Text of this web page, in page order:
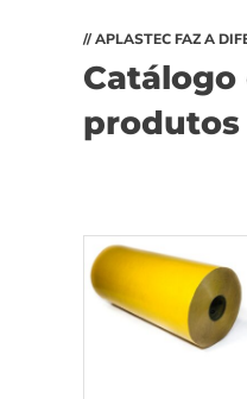
// APLASTEC FAZ A
Catálogo
produtos